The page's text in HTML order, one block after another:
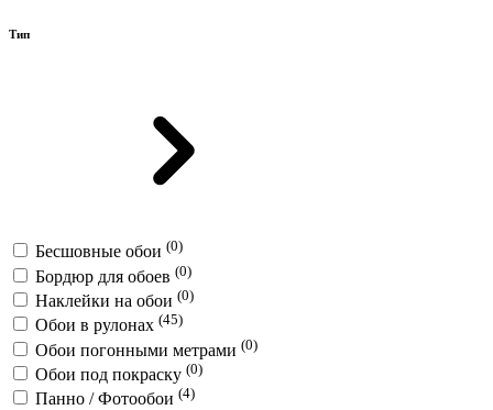
Тип
Бесшовные обои (0)
Бордюр для обоев (0)
Наклейки на обои (0)
Обои в рулонах (45)
Обои погонными метрами (0)
Обои под покраску (0)
Панно / Фотообои (4)